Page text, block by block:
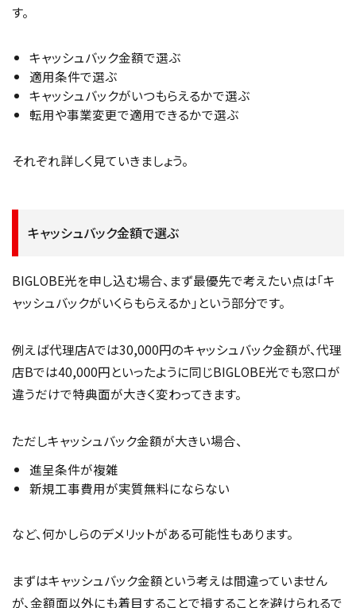
す。
キャッシュバック金額で選ぶ
適用条件で選ぶ
キャッシュバックがいつもらえるかで選ぶ
転用や事業変更で適用できるかで選ぶ
それぞれ詳しく見ていきましょう。
キャッシュバック金額で選ぶ
BIGLOBE光を申し込む場合、まず最優先で考えたい点は「キ
ャッシュバックがいくらもらえるか」という部分です。
例えば代理店Aでは30,000円のキャッシュバック金額が、代理
店Bでは40,000円といったように同じBIGLOBE光でも窓口が
違うだけで特典面が大きく変わってきます。
ただしキャッシュバック金額が大きい場合、
進呈条件が複雑
新規工事費用が実質無料にならない
など、何かしらのデメリットがある可能性もあります。
まずはキャッシュバック金額という考えは間違っていません
が、金額面以外にも着目することで損することを避けられるで